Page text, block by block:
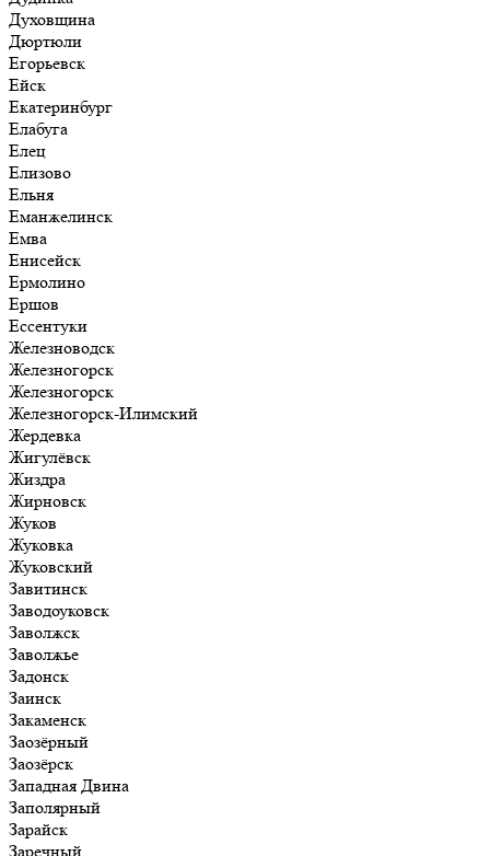
Духовщина
Дюртюли
Егорьевск
Ейск
Екатеринбург
Елабуга
Елец
Елизово
Ельня
Еманжелинск
Емва
Енисейск
Ермолино
Ершов
Ессентуки
Железноводск
Железногорск
Железногорск
Железногорск-Илимский
Жердевка
Жигулёвск
Жиздра
Жирновск
Жуков
Жуковка
Жуковский
Завитинск
Заводоуковск
Заволжск
Заволжье
Задонск
Заинск
Закаменск
Заозёрный
Заозёрск
Западная Двина
Заполярный
Зарайск
Заречный